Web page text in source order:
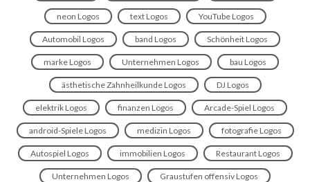
neon Logos text Logos YouTube Logos
Automobil Logos band Logos Schönheit Logos
marke Logos Unternehmen Logos bau Logos
ästhetische Zahnheilkunde Logos DJ Logos
elektrik Logos finanzen Logos Arcade-Spiel Logos
android-Spiele Logos medizin Logos fotografie Logos
Autospiel Logos immobilien Logos Restaurant Logos
Unternehmen Logos Graustufen offensiv Logos